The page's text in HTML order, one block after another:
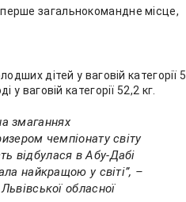
загальнокомандне місце,
дітей у ваговій категорії
ваговій категорії 52,2 кг.
змаганнях
чемпіонату світу
відбулася в Абу-Дабі
найкращою у світі”, –
обласної